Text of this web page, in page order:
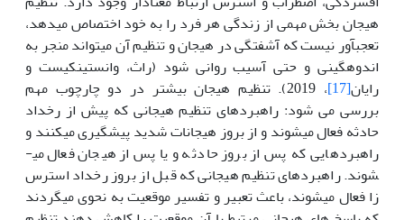
هیجان بخش مهمی از زندگی هر فرد را به خود اختصاص می­دهد،
تعجب­آور نیست که آشفتگی در هیجان و تنظیم آن می­تواند منجر به
اندوهگینی و حتی آسیب روانی شود (راث، وانستینکیست و
رایان[17]
، 2019). تنظیم هیجان بیشتر در دو چارچوب مهم
بررسی می شود: راهبردهای تنظیم هیجانی که پیش از رخداد
حادثه فعال می­شوند و از بروز هیجانات شدید پیشگیری می­کنند و
راهبردهایی که پس از بروز حادثه و یا پس از هیجان فعال می­
شوند. راهبردهای تنظیم هیجانی که قبل از بروز رخداد استرس
زا فعال می­شوند، باعث تعبیر و تفسیر موقعیت به نحوی می­گردند